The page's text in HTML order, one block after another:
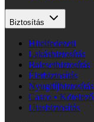
Biztosítás
Hitelfedezeti
Lakásbiztosítás
Balesetbiztosítás
Életbiztosítás
Nyugdíjbiztosítás
Casco • Kötelező
Utasbiztosítás